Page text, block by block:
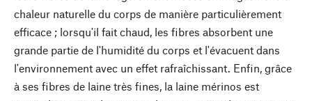
chaleur naturelle du corps de manière particulièrement
efficace ; lorsqu'il fait chaud, les fibres absorbent une
grande partie de l'humidité du corps et l'évacuent dans
l'environnement avec un effet rafraîchissant. Enfin, grâce
à ses fibres de laine très fines, la laine mérinos est